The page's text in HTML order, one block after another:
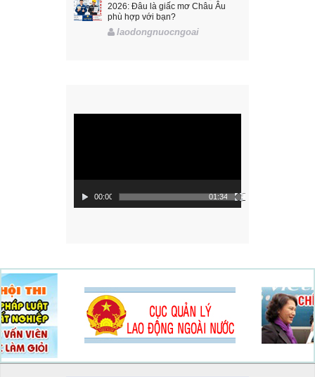
2026: Đâu là giấc mơ Châu Âu
phù hợp với bạn?
laodongnuocngoai
chơi
00:00 01:34